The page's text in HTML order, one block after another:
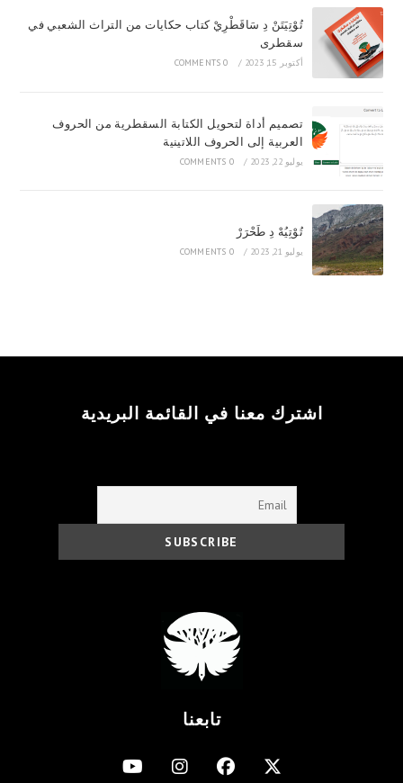
تُوْتِيَتَنْ دِ سَاقَطْرِيْ كتاب حكايات من التراث الشعبي في
سقطرى
أكتوبر 15, 2023 /
0 COMMENTS
تصميم أداة لتحويل الكتابة السقطرية من الحروف
العربية إلى الحروف اللاتينية
يوليو 22, 2023 /
0 COMMENTS
تُوْتِيُهْ دِ طَحْرَرْ
يوليو 21, 2023 /
0 COMMENTS
اشترك معنا في القائمة البريدية
تابعنا